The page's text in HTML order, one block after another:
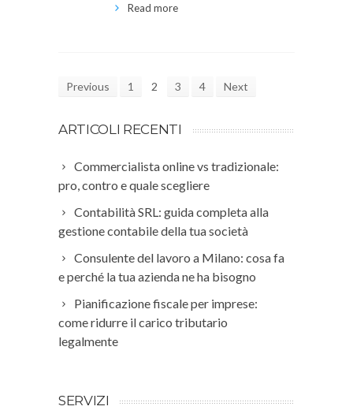
Read more
Previous 1 2 3 4 Next
ARTICOLI RECENTI
Commercialista online vs tradizionale:
pro, contro e quale scegliere
Contabilità SRL: guida completa alla
gestione contabile della tua società
Consulente del lavoro a Milano: cosa fa
e perché la tua azienda ne ha bisogno
Pianificazione fiscale per imprese:
come ridurre il carico tributario
legalmente
SERVIZI